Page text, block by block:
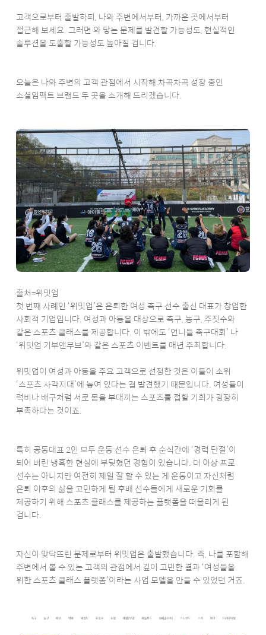
고객으로부터 출발하되, 나와 주변에서부터, 가까운 곳에서부터
접근해 보세요. 그러면 와 닿는 문제를 발견할 가능성도, 현실적인
솔루션을 도출할 가능성도 높아질 겁니다.
오늘은 나와 주변의 고객 관점에서 시작해 차곡차곡 성장 중인
소셜임팩트 브랜드 두 곳을 소개해 드리겠습니다.
출처=위밋업
첫 번째 사례인 ‘위밋업’은 은퇴한 여성 축구 선수 출신 대표가 창업한
사회적 기업입니다. 여성과 아동을 대상으로 축구, 농구, 주짓수와
같은 스포츠 클래스를 제공합니다. 이 밖에도 ‘언니들 축구대회’ 나
‘위밋업 기부앤무브’와 같은 스포츠 이벤트를 매년 주최합니다.
위밋업이 여성과 아동을 주요 고객으로 선정한 것은 이들이 소위
‘스포츠 사각지대’에 놓여 있다는 걸 발견했기 때문입니다. 여성들이
럭비나 배구처럼 서로 몸을 부대끼는 스포츠를 접할 기회가 굉장히
부족하다는 것이죠.
특히 공동대표 2인 모두 운동 선수 은퇴 후 순식간에 ‘경력 단절’이
되어 버린 냉혹한 현실에 부딪혔던 경험이 있습니다. 더 이상 프로
선수는 아니지만 여전히 제일 잘 할 수 있는 게 운동이고 자신처럼
은퇴 이후의 삶을 고민하게 될 후배 선수들에게 새로운 기회를
제공하기 위해 스포츠 클래스를 제공하는 플랫폼을 떠올리게 된
겁니다.
자신이 맞닥뜨린 문제로부터 위밋업은 출발했습니다. 즉, 나를 포함해
주변에서 볼 수 있는 고객의 관점에서 깊이 고민한 결과 ‘여성들을
위한 스포츠 클래스 플랫폼’이라는 사업 모델을 만들 수 있었던 거죠.